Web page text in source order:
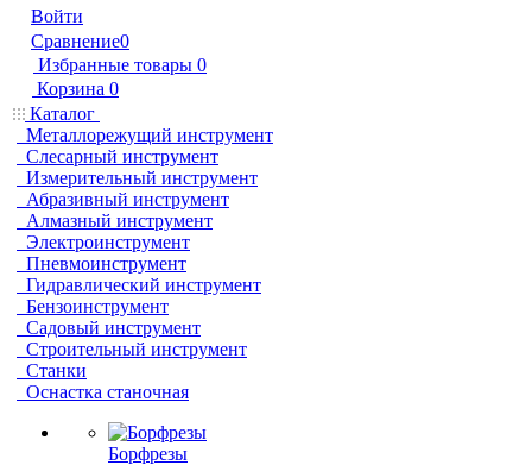
Войти
Сравнение0
Избранные товары 0
Корзина 0
Каталог
Металлорежущий инструмент
Слесарный инструмент
Измерительный инструмент
Абразивный инструмент
Алмазный инструмент
Электроинструмент
Пневмоинструмент
Гидравлический инструмент
Бензоинструмент
Садовый инструмент
Строительный инструмент
Станки
Оснастка станочная
Борфрезы